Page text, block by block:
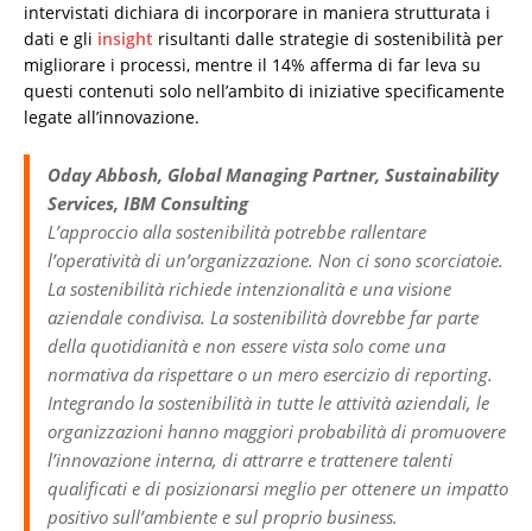
intervistati dichiara di incorporare in maniera strutturata i
dati e gli insight risultanti dalle strategie di sostenibilità per
migliorare i processi, mentre il 14% afferma di far leva su
questi contenuti solo nell’ambito di iniziative specificamente
legate all’innovazione.
Oday Abbosh, Global Managing Partner, Sustainability
Services, IBM Consulting
L’approccio alla sostenibilità potrebbe rallentare
l’operatività di un’organizzazione. Non ci sono scorciatoie.
La sostenibilità richiede intenzionalità e una visione
aziendale condivisa. La sostenibilità dovrebbe far parte
della quotidianità e non essere vista solo come una
normativa da rispettare o un mero esercizio di reporting.
Integrando la sostenibilità in tutte le attività aziendali, le
organizzazioni hanno maggiori probabilità di promuovere
l’innovazione interna, di attrarre e trattenere talenti
qualificati e di posizionarsi meglio per ottenere un impatto
positivo sull’ambiente e sul proprio business.